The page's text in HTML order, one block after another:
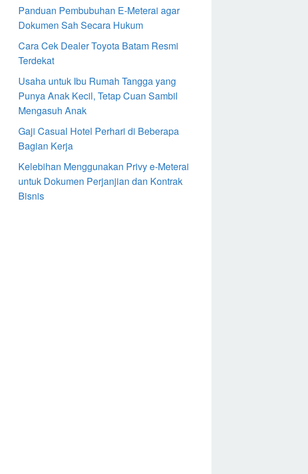
Panduan Pembubuhan E-Meterai agar
Dokumen Sah Secara Hukum
Cara Cek Dealer Toyota Batam Resmi
Terdekat
Usaha untuk Ibu Rumah Tangga yang
Punya Anak Kecil, Tetap Cuan Sambil
Mengasuh Anak
Gaji Casual Hotel Perhari di Beberapa
Bagian Kerja
Kelebihan Menggunakan Privy e-Meterai
untuk Dokumen Perjanjian dan Kontrak
Bisnis